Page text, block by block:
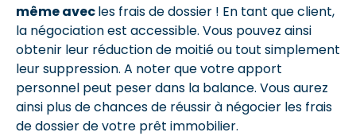
même avecles frais de dossier ! En tant que client,
la négociation est accessible. Vous pouvez ainsi
obtenir leur réduction de moitié ou tout simplement
leur suppression. A noter que votre apport
personnel peut peser dans la balance. Vous aurez
ainsi plus de chances de réussir à négocier les frais
de dossier de votre prêt immobilier.